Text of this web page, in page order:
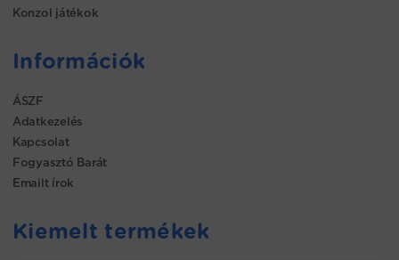
Konzol játékok
Információk
ÁSZF
Adatkezelés
Kapcsolat
Fogyasztó Barát
Emailt írok
Kiemelt termékek